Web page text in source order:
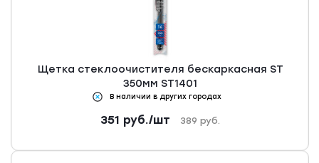
Щетка стеклоочистителя бескаркасная ST
350мм ST1401
В наличии в других городах
351 руб./шт 389 руб.